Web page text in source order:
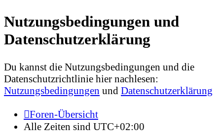
Nutzungsbedingungen und
Datenschutzerklärung
Du kannst die Nutzungsbedingungen und die
Datenschutzrichtlinie hier nachlesen:
Nutzungsbedingungen und Datenschutzerklärung
Foren-Übersicht
Alle Zeiten sind UTC+02:00